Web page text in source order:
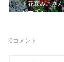
ト花森みこさ
バーズへ
0コメント